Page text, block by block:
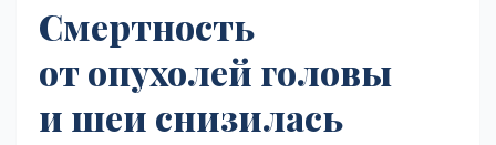
Смертность
от опухолей головы
и шеи снизилась